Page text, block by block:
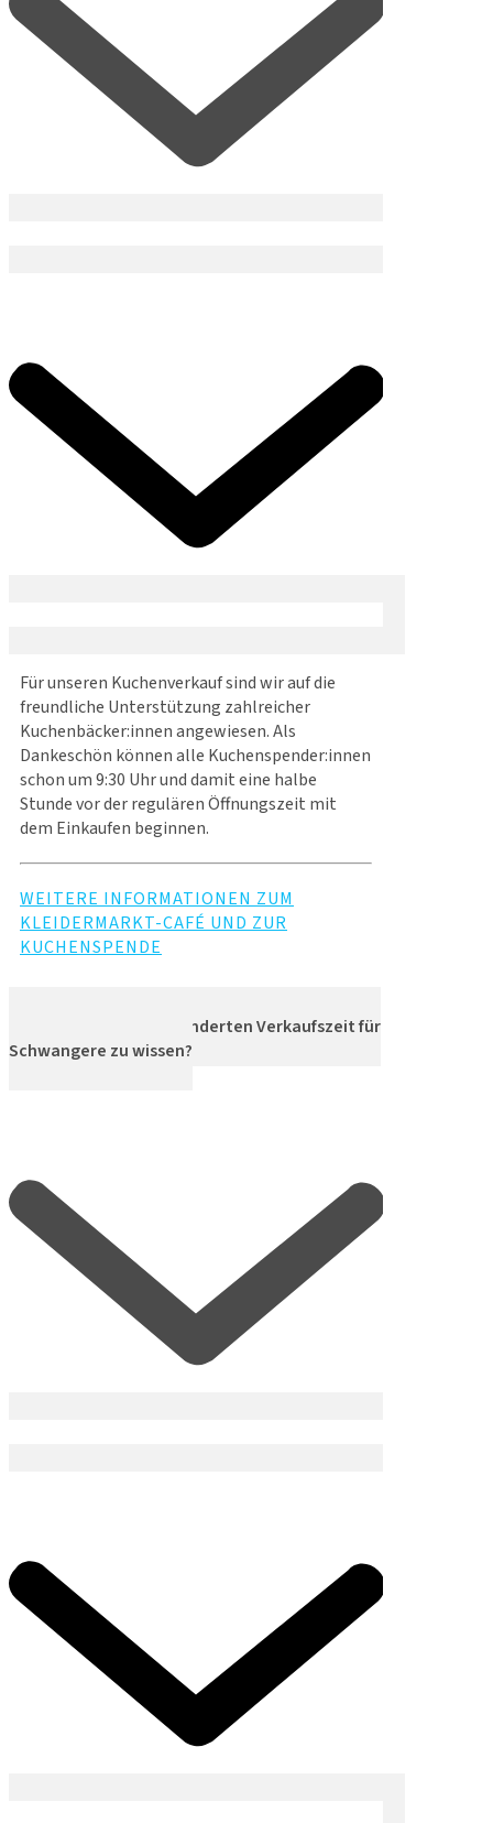
Für unseren Kuchenverkauf sind wir auf die
freundliche Unterstützung zahlreicher
Kuchenbäcker:innen angewiesen. Als
Dankeschön können alle Kuchenspender:innen
schon um 9:30 Uhr und damit eine halbe
Stunde vor der regulären Öffnungszeit mit
dem Einkaufen beginnen.
WEITERE INFORMATIONEN ZUM
KLEIDERMARKT-CAFÉ UND ZUR
KUCHENSPENDE
Was gibt es zur gesonderten Verkaufszeit für
Schwangere zu wissen?